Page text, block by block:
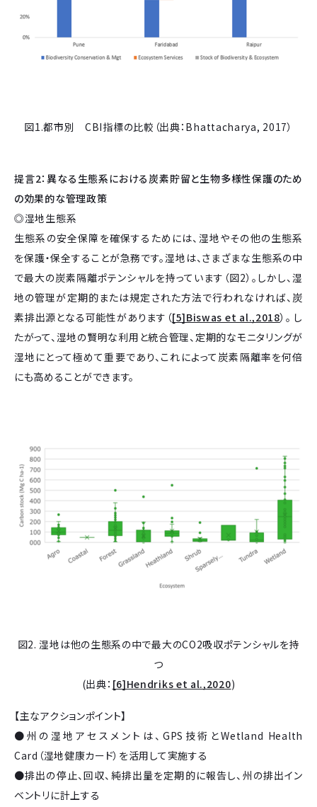
図1.都市別 CBI指標の比較（出典：Bhattacharya, 2017）
提言2：異なる生態系における炭素貯留と生物多様性保護のため
の効果的な管理政策
◎湿地生態系
生態系の安全保障を確保するためには、湿地やその他の生態系
を保護・保全することが急務です。湿地は、さまざまな生態系の中
で最大の炭素隔離ポテンシャルを持っています（図2）。しかし、湿
地の管理が定期的または規定された方法で行われなければ、炭
素排出源となる可能性があります（[5]Biswas et al.,2018）。 し
たがって、湿地の賢明な利用と統合管理、定期的なモニタリングが
湿地にとって極めて重要であり、これによって炭素隔離率を何倍
にも高めることができます。
図2. 湿地は他の生態系の中で最大のCO2吸収ポテンシャルを持
つ
(出典： [6]Hendriks et al.,2020)
【主なアクションポイント】
●州の湿地アセスメントは、GPS技術とWetland Health
Card（湿地健康カード）を活用して実施する
●排出の停止、回収、純排出量を定期的に報告し、州の排出イン
ベントリに計上する